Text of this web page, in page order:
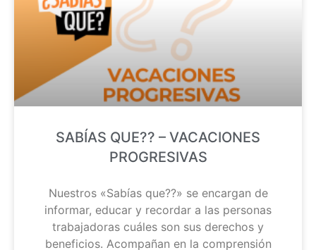
SABÍAS QUE?? – VACACIONES
PROGRESIVAS
Nuestros «Sabías que??» se encargan de
informar, educar y recordar a las personas
trabajadoras cuáles son sus derechos y
beneficios. Acompañan en la comprensión